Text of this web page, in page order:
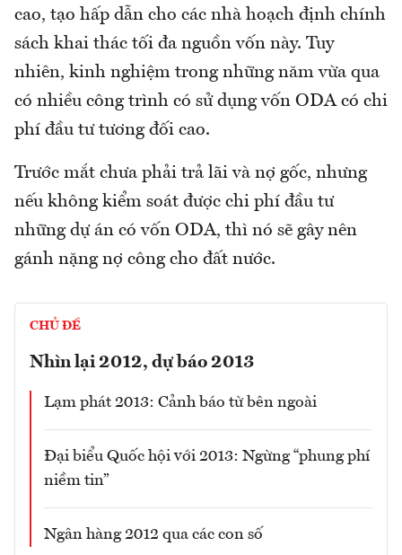
cao, tạo hấp dẫn cho các nhà hoạch định chính
sách khai thác tối đa nguồn vốn này. Tuy
nhiên, kinh nghiệm trong những năm vừa qua
có nhiều công trình có sử dụng vốn ODA có chi
phí đầu tư tương đối cao.
Trước mắt chưa phải trả lãi và nợ gốc, nhưng
nếu không kiểm soát được chi phí đầu tư
những dự án có vốn ODA, thì nó sẽ gây nên
gánh nặng nợ công cho đất nước.
CHỦ ĐỀ
Nhìn lại 2012, dự báo 2013
Lạm phát 2013: Cảnh báo từ bên ngoài
Đại biểu Quốc hội với 2013: Ngừng “phung phí
niềm tin”
Ngân hàng 2012 qua các con số